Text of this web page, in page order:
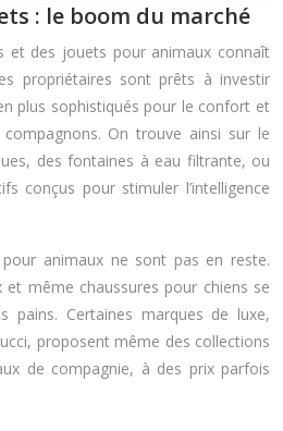
: le boom du marché
et des jouets pour animaux connaît
propriétaires sont prêts à investir
plus sophistiqués pour le confort et
On trouve ainsi sur le
des fontaines à eau filtrante, ou
conçus pour stimuler l’intelligence
animaux ne sont pas en reste.
et même chaussures pour chiens se
pains. Certaines marques de luxe,
proposent même des collections
de compagnie, à des prix parfois